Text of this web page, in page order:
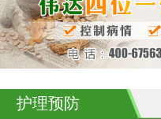
护理预防